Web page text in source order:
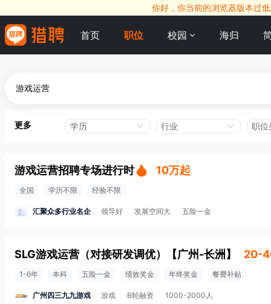
你好，你当前的浏览器版本过
首页 职位 校园 海归
更多 学历 行业 职位
游戏运营招聘专场进行时 10万起
全国 学历不限 经验不限
汇聚众多行业名企 领导好 发展空间大 五险一金
SLG游戏运营（对接研发调优） 【广州-长洲 】 20-
1-6年 本科 五险一金 绩效奖金 年终奖金 餐费补贴
广州四三九九游戏 游戏 B轮融资 1000-2000人